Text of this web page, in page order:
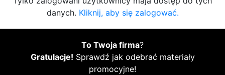
danych. Kliknij, aby się zalogować.
To Twoja firma?
Gratulacje! Sprawdź jak odebrać materiały
promocyjne!